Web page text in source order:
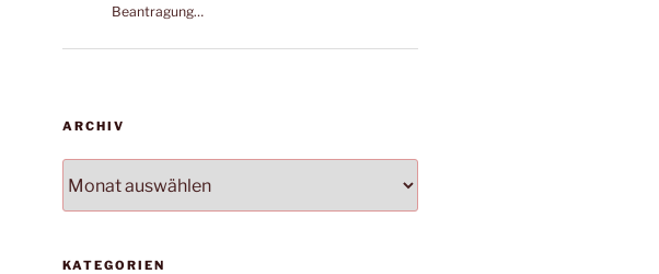
Beantragung…
ARCHIV
KATEGORIEN